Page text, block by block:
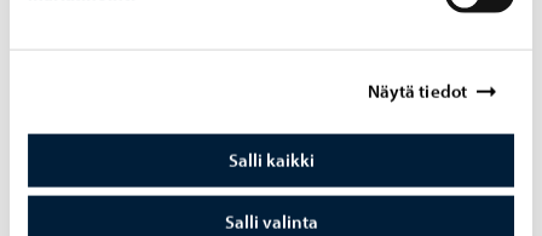
Näytä tiedot
Salli kaikki
Salli valinta
La­kai­su­ro­bot­ti aloit­taa työn­sä Por­voon to­ril­
la ja jo­ki­ran­nas­sa